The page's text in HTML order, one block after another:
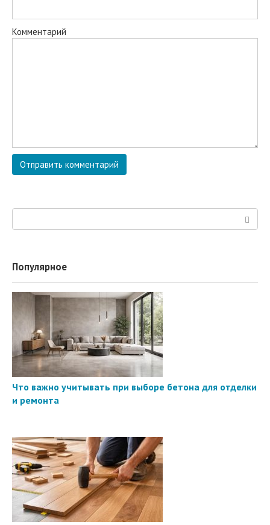
Комментарий
Популярное
Что важно учитывать при выборе бетона для отделки
и ремонта